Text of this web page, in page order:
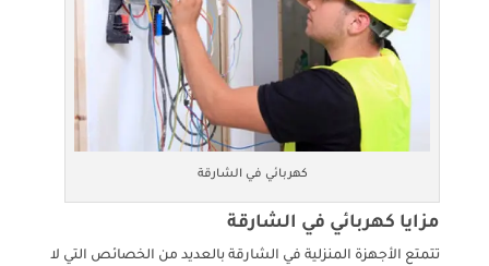
كهربائي في الشارقة
مزايا كهربائي في الشارقة
تتمتع الأجهزة المنزلية في الشارقة بالعديد من الخصائص التي لا